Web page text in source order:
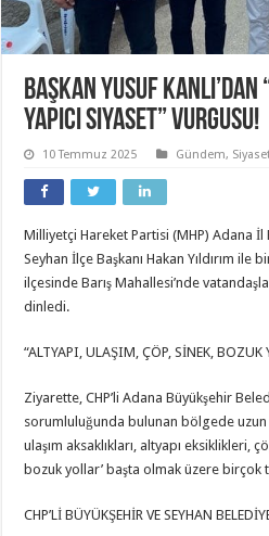
Başkan Yusuf
yapıcı siyaset” vurgusu!
10 Temmuz 2025 Gündem,
Milliyetçi Hareket Partisi (MHP) Adana İl
Seyhan İlçe Başkanı Hakan Yıldırım ile
ilçesinde Barış Mahallesi’nde
dinledi.
“ALTYAPI, ULAŞIM, ÇÖP, SİNEK, BOZUK
Ziyarette, CHP’li Adana Büyükşehir
sorumluluğunda bulunan bölgede
ulaşım aksaklıkları, altyapı eksiklikleri,
bozuk yollar’ başta olmak üzere
CHP’Lİ BÜYÜKŞEHİR VE SEYHAN